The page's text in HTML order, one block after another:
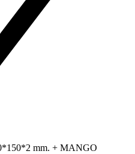
mm. + MANGO